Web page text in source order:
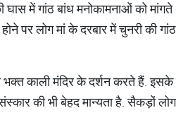
घास में गांठ बांध मनोकामनाओं को
पर लोग मां के दरबार में चुनरी की
भक्त काली मंदिर के दर्शन करते हैं. इसके
की भी बेहद मान्यता है. सैकड़ों